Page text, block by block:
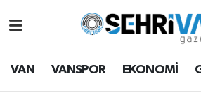
VAN VANSPOR EKONOMİ
Van Hava Durumu